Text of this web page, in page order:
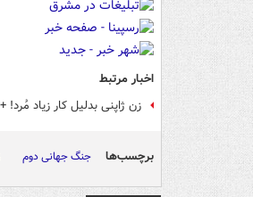
اخبار مرتبط
زن ژاپنی بدلیل کار زیاد
برچسب‌ها جنگ جهانی دوم